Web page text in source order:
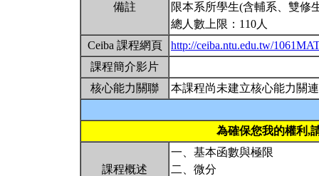
備註
限本系所學生(含輔系、雙修
總人數上限：110人
Ceiba 課程網頁
http://ceiba.ntu.edu.tw/
課程簡介影片
核心能力關聯
本課程尚未建立核心能力關連
為確保您我的權利,
課程概述
一、基本函數與極限
二、微分